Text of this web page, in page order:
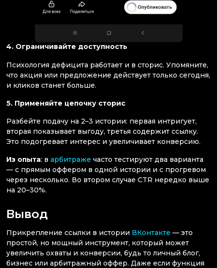
4. Ограничивайте доступность
Психология дефицита работает и в сторис. Упомяните,
что акция или предложение действует только сегодня,
и кликов станет больше.
5. Применяйте цепочку сторис
Разбейте подачу на 2–3 истории: первая интригует,
вторая показывает выгоду, третья содержит ссылку.
Это подогревает интерес и увеличивает конверсию.
Из опыта: в арбитраже часто тестируют два варианта
— с прямым оффером в одной истории и с прогревом
через несколько. Во втором случае CTR нередко выше
на 20–30%.
Вывод
Прикрепление ссылки в истории ВКонтакте — это
простой, но мощный инструмент, который может
увеличить охваты и конверсии, будь то личный блог,
бизнес или арбитражный оффер. Даже если функция